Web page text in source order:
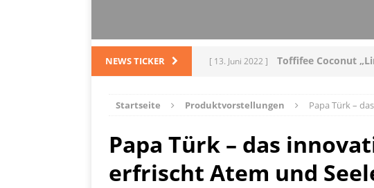
NEWS TICKER [ 13. Juni 2022 ] Toffifee Coconut
[ 28. Dezember 2021 ] Lucleon –
PRODUKTVORSTELLUNGEN
Startseite Produktvorstellungen Papa Türk –
Papa Türk – das
erfrischt Atem und